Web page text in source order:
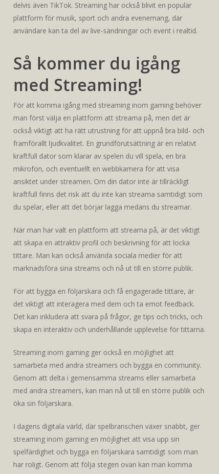
delvis även TikTok. Streaming har också blivit en populär
plattform för musik, sport och andra evenemang, där
användare kan ta del av live-sändningar och event i realtid.
Så kommer du igång
med Streaming!
För att komma igång med streaming inom gaming behöver
man först välja en plattform att streama på, men det är
också viktigt att ha rätt utrustning för att uppnå bra bild- och
framförallt ljudkvalitet. En grundförutsättning är en relativt
kraftfull dator som klarar av spelen du vill spela, en bra
mikrofon, och eventuellt en webbkamera för att visa
ansiktet under streamen. Om din dator inte är tillräckligt
kraftfull finns det risk att du inte kan streama samtidigt som
du spelar, eller att det börjar lagga medans du streamar.
När man har valt en plattform att streama på, är det viktigt
att skapa en attraktiv profil och beskrivning för att locka
tittare. Man kan också använda sociala medier för att
marknadsföra sina streams och nå ut till en större publik.
För att bygga en följarskara och få engagerade tittare, är
det viktigt att interagera med dem och ta emot feedback.
Det kan inkludera att svara på frågor, ge tips och tricks, och
skapa en interaktiv och underhållande upplevelse för tittarna.
Streaming inom gaming ger också en möjlighet att
samarbeta med andra streamers och bygga en community.
Genom att delta i gemensamma streams eller samarbeta
med andra streamers, kan man nå ut till en större publik och
öka sin följarskara.
I dagens digitala värld, där spelbranschen växer snabbt, ger
streaming inom gaming en möjlighet att visa upp sin
spelfärdighet och bygga en följarskara samtidigt som man
har roligt. Genom att följa stegen ovan kan man komma